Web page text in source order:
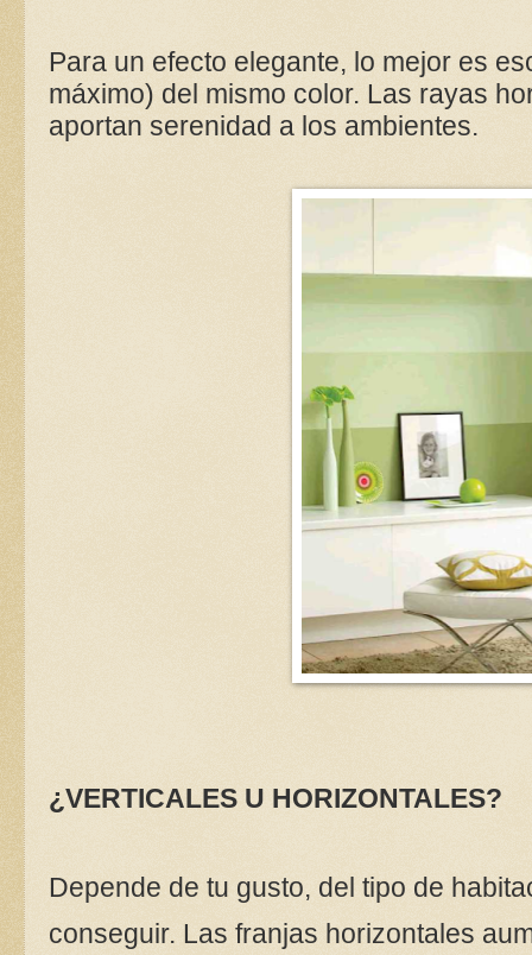
Para un efecto elegante, lo mejor es
máximo) del mismo color. Las rayas
aportan serenidad a los ambientes.
¿VERTICALES U HORIZONTALES?
Depende de tu gusto, del tipo de
conseguir. Las franjas horizontales